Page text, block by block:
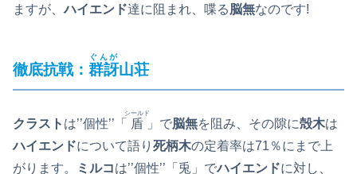
ますが、ハイエンド達に阻まれ、喋る脳無なのです!
徹底抗戦： 群訝
ぐんが
山荘
クラスト は’’個性’’「 盾
シールド
」で脳無を阻み、その隙に殻木は
ハイエンドについて語り 死柄木の定着率は71％にまで上
がります。
ミルコは’’個性’’「兎」でハイエンドに対し、